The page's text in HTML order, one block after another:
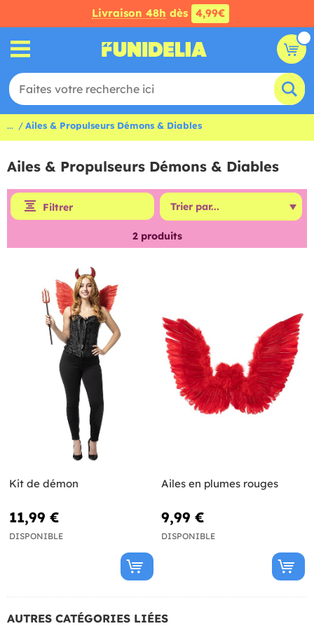
Livraison 48h dès 4,99€
... Ailes & Propulseurs Démons & Diables
Ailes & Propulseurs Démons & Diables
Filtrer
2produits
Kit de démon
11,99 €
DISPONIBLE
Ailes en plumes rouges
9,99 €
DISPONIBLE
AUTRES CATÉGORIES LIÉES